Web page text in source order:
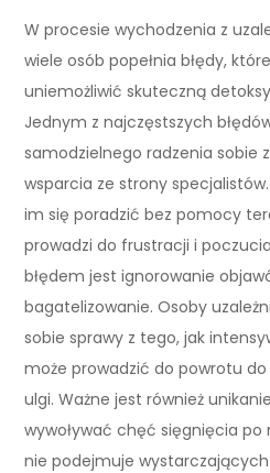
W procesie wychodzenia z
wiele osób popełnia błędy,
uniemożliwić skuteczną
Jednym z najczęstszych
samodzielnego radzenia sobie
wsparcia ze strony
im się poradzić bez pomocy
prowadzi do frustracji i
błędem jest ignorowanie
bagatelizowanie. Osoby
sobie sprawy z tego, jak
może prowadzić do powrotu do
ulgi. Ważne jest również
wywoływać chęć sięgnięcia
nie podejmuje